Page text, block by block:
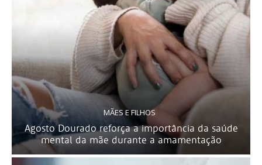
MÃES E FILHOS
Agosto Dourado reforça a importância da saúde
mental da mãe durante a amamentação